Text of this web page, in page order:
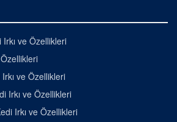
ve Özellikleri
ve Özellikleri
Irkı ve Özellikleri
Irkı ve Özellikleri